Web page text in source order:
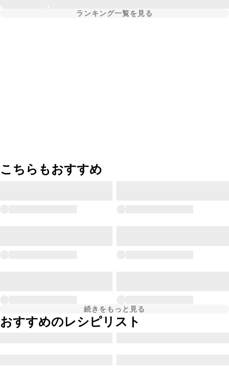
ランキング一覧を見る
こちらもおすすめ
続きをもっと見る
おすすめのレシピリスト